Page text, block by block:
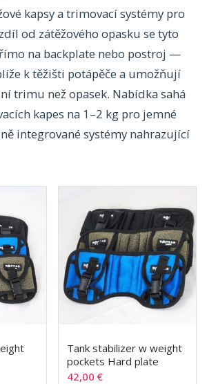
kapsy a trimovací systémy pro
od zátěžového opasku se tyto
na backplate nebo postroj —
k těžišti potápěče a umožňují
trimu než opasek. Nabídka sahá
kapes na 1–2 kg pro jemné
integrované systémy nahrazující
Tank stabilizer w weight
pockets Hard plate
42,00€